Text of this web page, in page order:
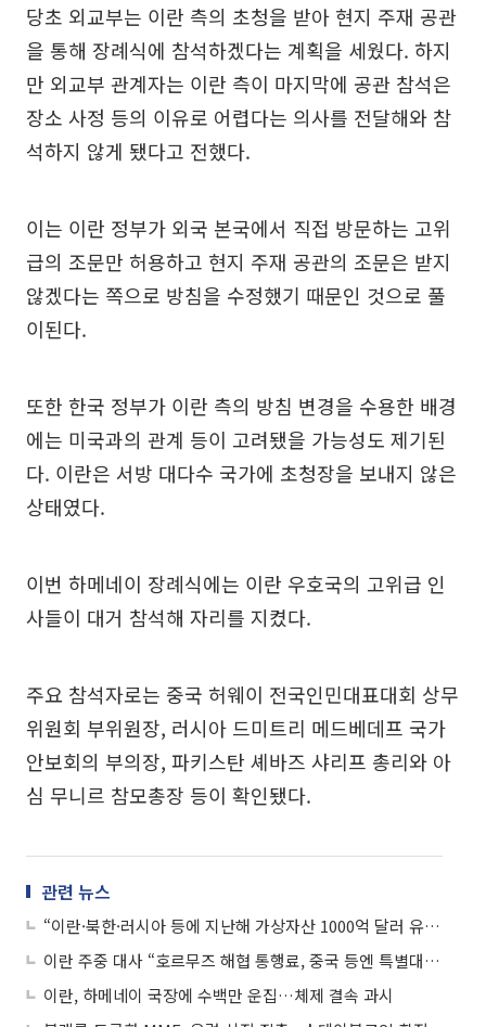
당초 외교부는 이란 측의 초청을 받아 현지 주재 공관
을 통해 장례식에 참석하겠다는 계획을 세웠다. 하지
만 외교부 관계자는 이란 측이 마지막에 공관 참석은
장소 사정 등의 이유로 어렵다는 의사를 전달해와 참
석하지 않게 됐다고 전했다.
이는 이란 정부가 외국 본국에서 직접 방문하는 고위
급의 조문만 허용하고 현지 주재 공관의 조문은 받지
않겠다는 쪽으로 방침을 수정했기 때문인 것으로 풀
이된다.
또한 한국 정부가 이란 측의 방침 변경을 수용한 배경
에는 미국과의 관계 등이 고려됐을 가능성도 제기된
다. 이란은 서방 대다수 국가에 초청장을 보내지 않은
상태였다.
이번 하메네이 장례식에는 이란 우호국의 고위급 인
사들이 대거 참석해 자리를 지켰다.
주요 참석자로는 중국 허웨이 전국인민대표대회 상무
위원회 부위원장, 러시아 드미트리 메드베데프 국가
안보회의 부의장, 파키스탄 셰바즈 샤리프 총리와 아
심 무니르 참모총장 등이 확인됐다.
관련 뉴스
“이란·북한·러시아 등에 지난해 가상자산 1000억 달러 유입”
이란 주중 대사 “호르무즈 해협 통행료, 중국 등엔 특별대우”
이란, 하메네이 국장에 수백만 운집…체제 결속 과시